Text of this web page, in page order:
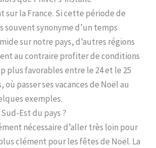
sur la France. Si cette période de
souvent synonyme d’un temps
sur notre pays, d’autres régions
au contraire profiter de conditions
plus favorables entre le 24 et le 25
où passer ses vacances de Noël au
exemples.
Est du pays ?
nécessaire d’aller très loin pour
clément pour les fêtes de Noël. La